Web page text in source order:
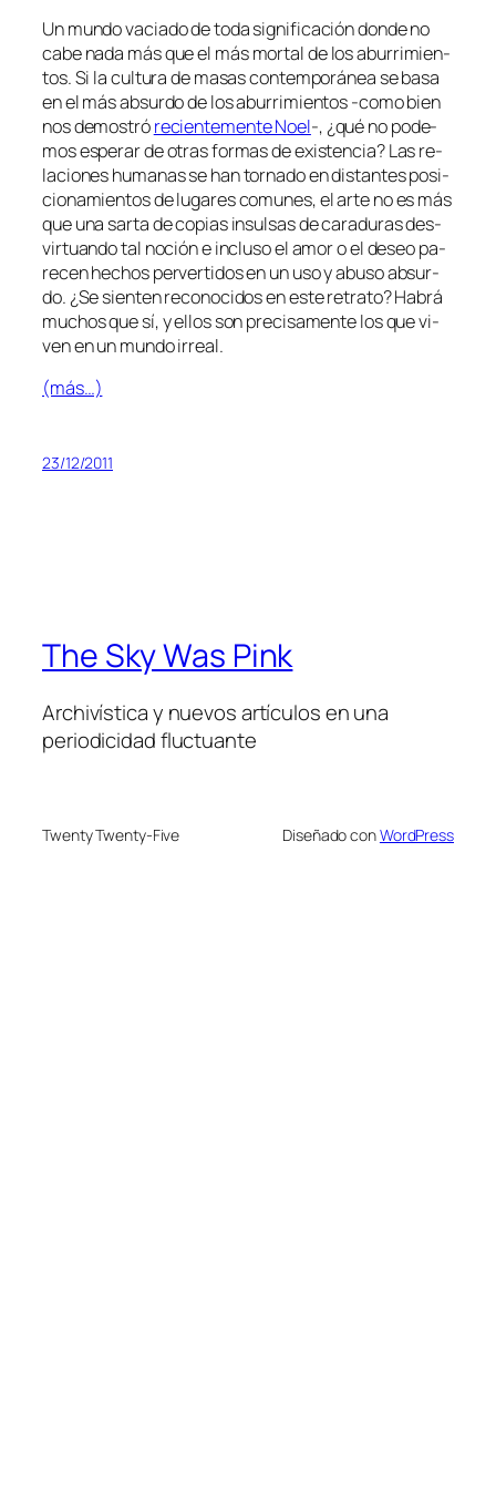
Un mun­do va­cia­do de to­da sig­ni­fi­ca­ción don­de no
ca­bena­da más que el más mor­tal de los abu­rri­mien­
tos. Si la cul­tu­ra de ma­sas con­tem­po­rá­nea se ba­sa
en el más ab­sur­do de los abu­rri­mien­tos ‑co­mo bien
nos de­mos­tróre­cien­te­men­te Noel-, ¿qué no po­de­
mos es­pe­rar de otras for­mas de exis­ten­cia? Las re­
la­cio­nes hu­ma­nas se han tor­na­do en dis­tan­tes po­si­
cio­na­mien­tos de lu­ga­res co­mu­nes, el ar­te no es más
que una sar­ta de co­pias in­sul­sas de ca­ra­du­ras des­
vir­tuan­do tal no­ción e in­clu­so el amor o el de­seo pa­
re­cen he­chos per­ver­ti­dos en un uso y abu­so ab­sur­
do. ¿Se sien­ten re­co­no­ci­dos en es­te re­tra­to? Habrá
mu­chos que sí, y ellos son pre­ci­sa­men­te los que vi­
ven en un mun­do irreal.
(más…)
23/12/2011
The Sky Was Pink
Archivística y nuevos artículos en una
periodicidad fluctuante
Twenty Twenty-Five Diseñado conWordPress